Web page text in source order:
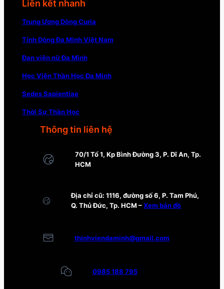
Liên kết nhanh
Trung Ương Dòng Curia
Tỉnh Dòng Đa Minh Việt Nam
Đan viện nữ Đa Minh
Học Viện Thần Học Đa Minh
Sedes Sapientiae
Thời Sự Thần Học
Thông tin liên hệ
70/1 Tổ 1, Kp Bình Đường 3, P. Dĩ An, Tp.
HCM
Địa chỉ cũ: 1116, đường số 6, P. Tam Phú,
Q. Thủ Đức, Tp. HCM –Xem bản đồ
thinhviendaminh@gmail.com
0985 188 795